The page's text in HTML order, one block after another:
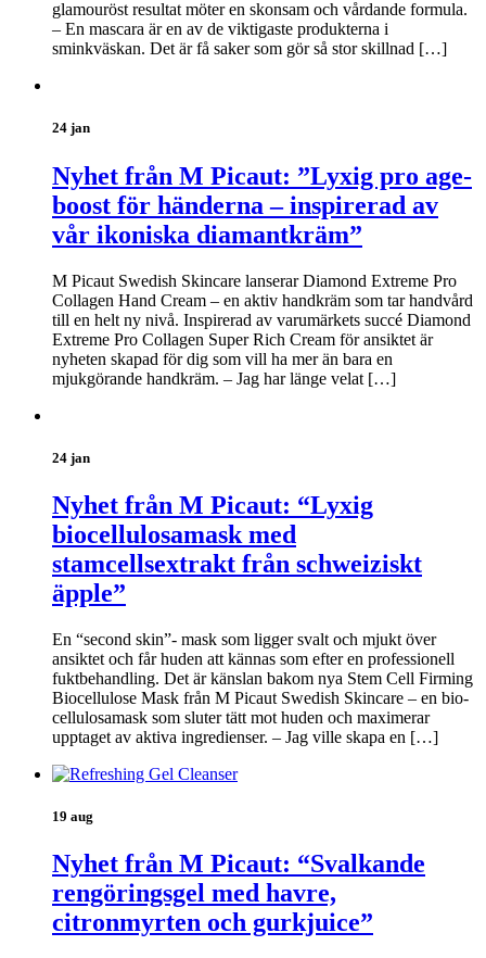
glamouröst resultat möter en skonsam och vårdande formula.
– En mascara är en av de viktigaste produkterna i
sminkväskan. Det är få saker som gör så stor skillnad […]
24 jan
Nyhet från M Picaut: ”Lyxig pro age-
boost för händerna – inspirerad av
vår ikoniska diamantkräm”
M Picaut Swedish Skincare lanserar Diamond Extreme Pro
Collagen Hand Cream – en aktiv handkräm som tar handvård
till en helt ny nivå. Inspirerad av varumärkets succé Diamond
Extreme Pro Collagen Super Rich Cream för ansiktet är
nyheten skapad för dig som vill ha mer än bara en
mjukgörande handkräm. – Jag har länge velat […]
24 jan
Nyhet från M Picaut: “Lyxig
biocellulosamask med
stamcellsextrakt från schweiziskt
äpple”
En “second skin”- mask som ligger svalt och mjukt över
ansiktet och får huden att kännas som efter en professionell
fuktbehandling. Det är känslan bakom nya Stem Cell Firming
Biocellulose Mask från M Picaut Swedish Skincare – en bio-
cellulosamask som sluter tätt mot huden och maximerar
upptaget av aktiva ingredienser. – Jag ville skapa en […]
19 aug
Nyhet från M Picaut: “Svalkande
rengöringsgel med havre,
citronmyrten och gurkjuice”